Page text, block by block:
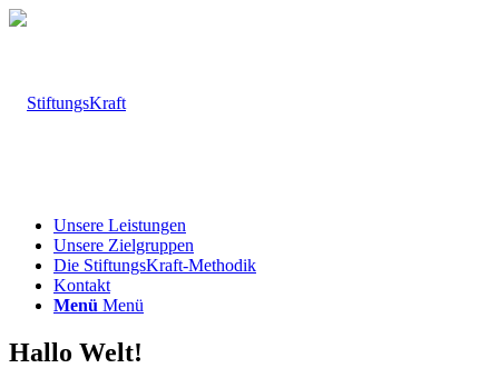
Unsere Leistungen
Unsere Zielgruppen
Die StiftungsKraft-Methodik
Kontakt
Menü Menü
Hallo Welt!